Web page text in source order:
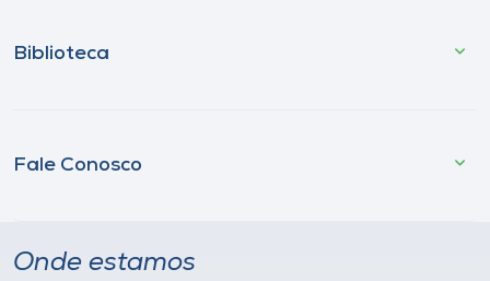
Biblioteca
Fale Conosco
Onde estamos